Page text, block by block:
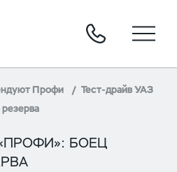
Профи
Тест-драйв УАЗ
БОЕЦ